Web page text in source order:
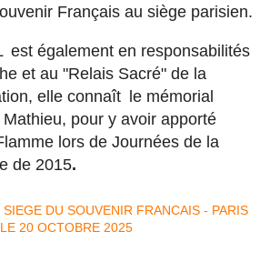
Français au siège parisien.
est également en responsabilités
et au "Relais Sacré" de la
elle connaît
le mémorial
pour y avoir apporté
lors de Journées de la
de 2015.